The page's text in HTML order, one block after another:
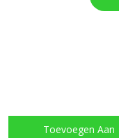
Toevoegen Aan